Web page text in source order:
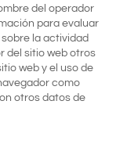
del operador
para evaluar
la actividad
del sitio web otros
web y el uso de
como
otros datos de